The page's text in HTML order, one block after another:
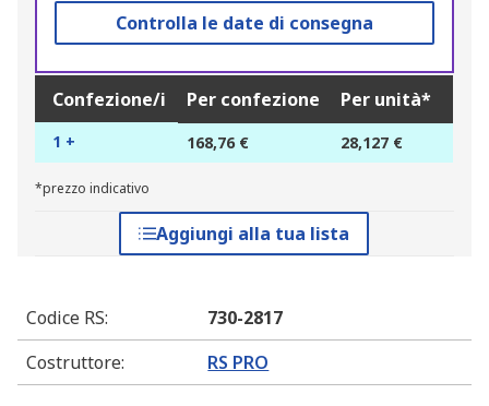
Controlla le date di consegna
Confezione/i Per confezione Per unità*
1 + 168,76 € 28,127 €
*prezzo indicativo
Aggiungi alla tua lista
Codice RS:
730-2817
Costruttore: RS PRO